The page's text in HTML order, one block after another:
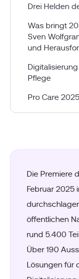
Die Premiere
Februar 2025
öffentlichen
rund 5.400
Über 190
Lösungen für
Drei Helden
Was bringt
Sven
und
Pflege
Pro Care